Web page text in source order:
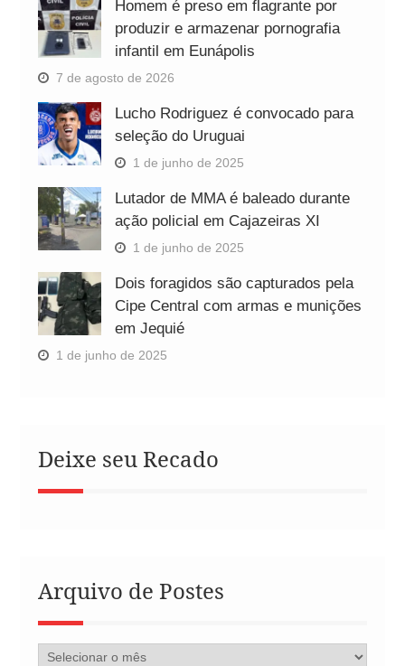
Homem é preso em flagrante por
produzir e armazenar pornografia
infantil em Eunápolis
7 de agosto de 2026
Lucho Rodriguez é convocado para
seleção do Uruguai
1 de junho de 2025
Lutador de MMA é baleado durante
ação policial em Cajazeiras XI
1 de junho de 2025
Dois foragidos são capturados pela
Cipe Central com armas e munições
em Jequié
1 de junho de 2025
Deixe seu Recado
Arquivo de Postes
Arquivo